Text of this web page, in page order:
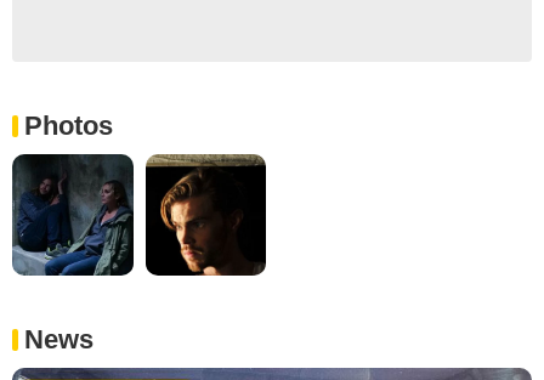
Photos
News